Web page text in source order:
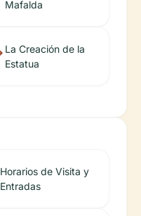
Mafalda
La Creación de la
Estatua
Horarios de Visita y
Entradas